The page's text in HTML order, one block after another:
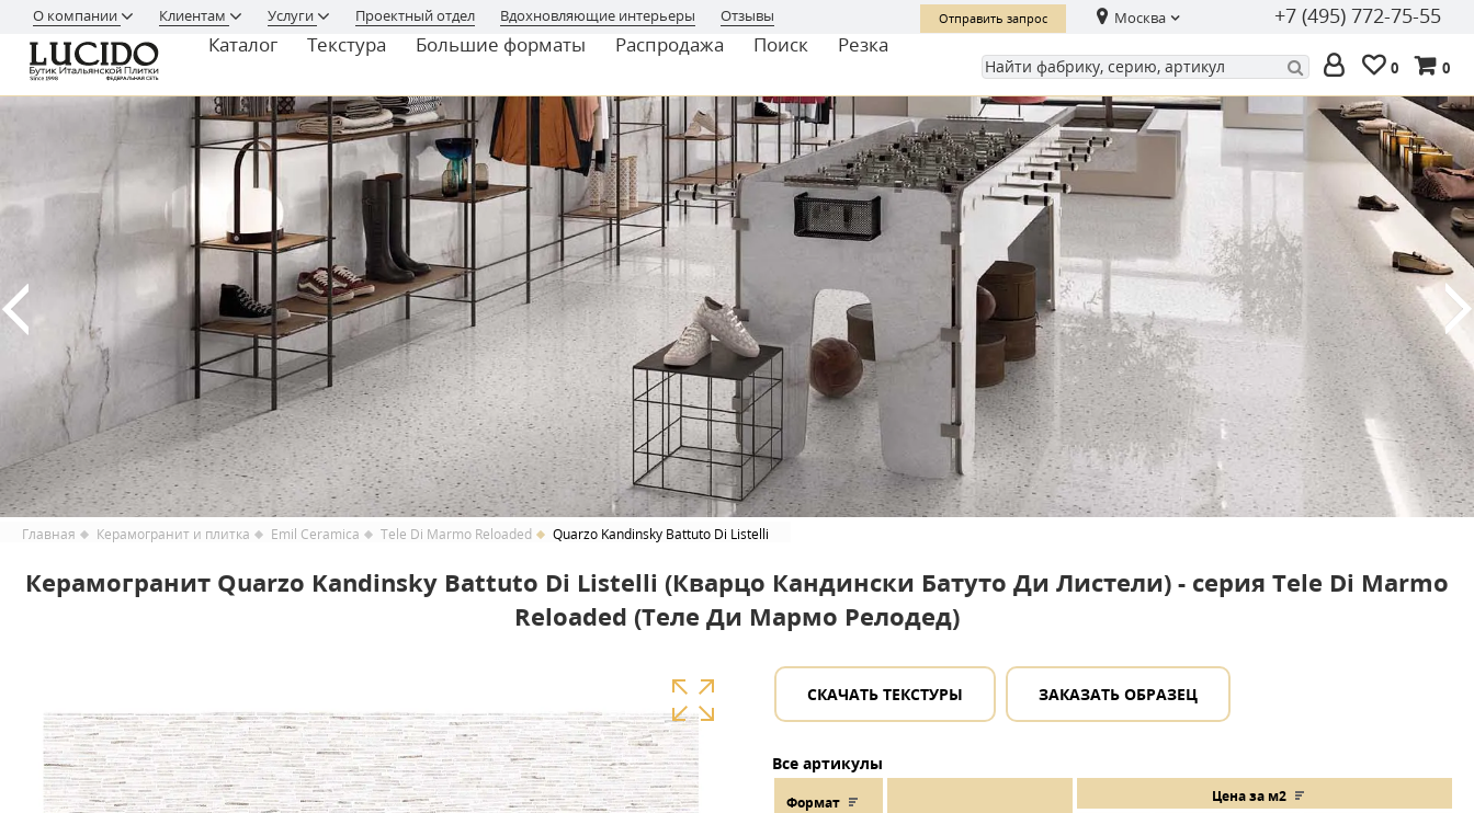
О компании Клиентам Услуги Проектный отдел Вдохновляющие интерьеры Отзывы Отправить запрос Москва +7 (495) 772-75-55
Каталог Текстура Большие форматы Распродажа Поиск Резка
0 0
Главная Керамогранит и плитка Emil Ceramica Tele Di Marmo Reloaded Quarzo Kandinsky Battuto Di Listelli
Керамогранит Quarzo Kandinsky Battuto Di Listelli (Кварцо Кандински Батуто Ди Листели) - серия Tele Di Marmo
Reloaded (Теле Ди Мармо Релодед)
СКАЧАТЬ ТЕКСТУРЫ ЗАКАЗАТЬ ОБРАЗЕЦ
Все артикулы
Формат
Цена за м2